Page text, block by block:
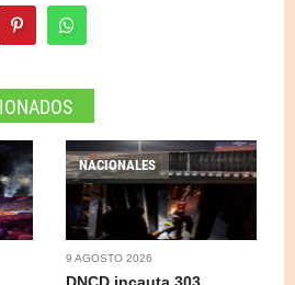
NACIONALES
9 AGOSTO 2026